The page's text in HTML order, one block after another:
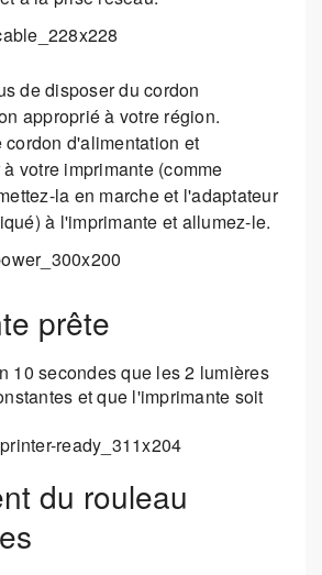
de disposer du cordon
approprié à votre région.
cordon d'alimentation et
votre imprimante (comme
la en marche et l'adaptateur
à l'imprimante et allumez-le.
prête
10 secondes que les 2 lumières
et que l'imprimante soit
du rouleau